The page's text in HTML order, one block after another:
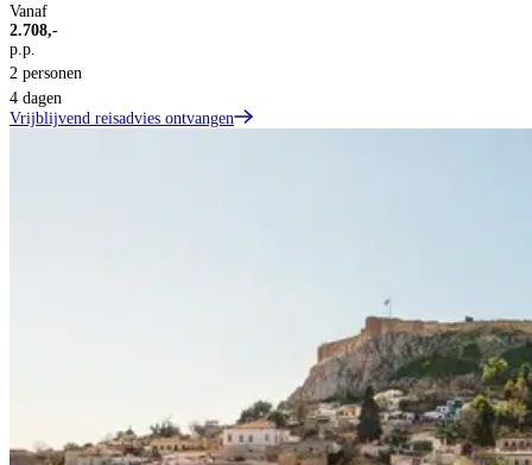
Vanaf
2.708,-
p.p.
2 personen
4 dagen
Vrijblijvend reisadvies ontvangen